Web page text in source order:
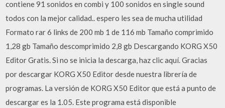
contiene 91 sonidos en combi y 100 sonidos en single sound
todos con la mejor calidad.. espero les sea de mucha utilidad
Formato rar 6 links de 200 mb 1 de 116 mb Tamaño comprimido
1,28 gb Tamaño descomprimido 2,8 gb Descargando KORG X50
Editor Gratis. Si no se inicia la descarga, haz clic aquí. Gracias
por descargar KORG X50 Editor desde nuestra librería de
programas. La versión de KORG X50 Editor que está a punto de
descargar es la 1.05. Este programa está disponible